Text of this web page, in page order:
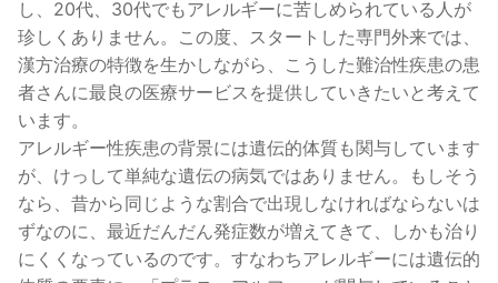
し、20代、30代でもアレルギーに苦しめられている人が
珍しくありません。この度、スタートした専門外来では、
漢方治療の特徴を生かしながら、こうした難治性疾患の患
者さんに最良の医療サービスを提供していきたいと考えて
います。
アレルギー性疾患の背景には遺伝的体質も関与しています
が、けっして単純な遺伝の病気ではありません。もしそう
なら、昔から同じような割合で出現しなければならないは
ずなのに、最近だんだん発症数が増えてきて、しかも治り
にくくなっているのです。すなわちアレルギーには遺伝的